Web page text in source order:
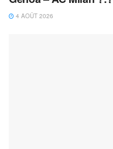
4 AOÛT 2026